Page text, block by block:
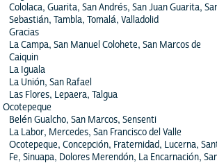
Cololaca, Guarita, San Andrés, San Juan Guarita,
Sebastián, Tambla, Tomalá, Valladolid
Gracias
La Campa, San Manuel Colohete, San Marcos de
Caiquin
La Iguala
La Unión, San Rafael
Las Flores, Lepaera, Talgua
Ocotepeque
Belén Gualcho, San Marcos, Sensenti
La Labor, Mercedes, San Francisco del Valle
Ocotepeque, Concepción, Fraternidad, Lucerna,
Fe, Sinuapa, Dolores Merendón, La Encarnación,